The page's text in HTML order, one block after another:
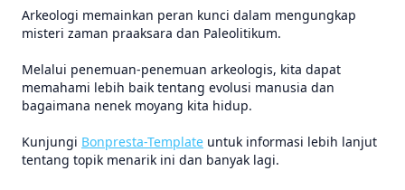
Arkeologi memainkan peran kunci dalam mengungkap
misteri zaman praaksara dan Paleolitikum.
Melalui penemuan-penemuan arkeologis, kita dapat
memahami lebih baik tentang evolusi manusia dan
bagaimana nenek moyang kita hidup.
Kunjungi Bonpresta-Template untuk informasi lebih lanjut
tentang topik menarik ini dan banyak lagi.